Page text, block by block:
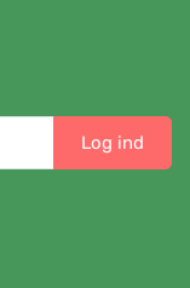
Log ind